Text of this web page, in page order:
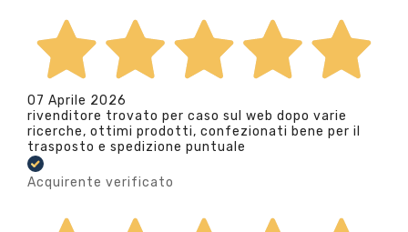
07 Aprile 2026
rivenditore trovato per caso sul web dopo varie
ricerche, ottimi prodotti, confezionati bene per il
trasposto e spedizione puntuale
Acquirente verificato